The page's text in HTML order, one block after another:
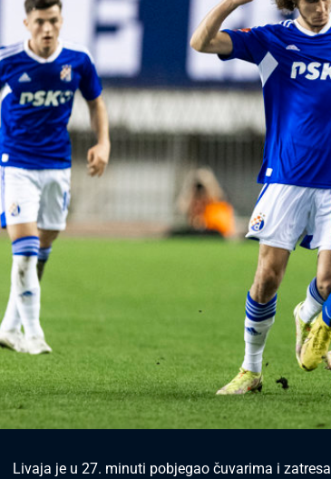
Livaja je u 27. minuti pobjegao čuvarima i